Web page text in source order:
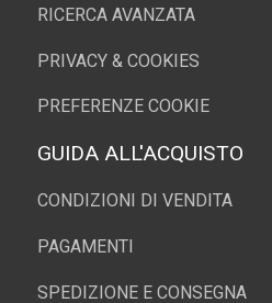
RICERCA AVANZATA
PRIVACY & COOKIES
PREFERENZE COOKIE
GUIDA ALL'ACQUISTO
CONDIZIONI DI VENDITA
PAGAMENTI
SPEDIZIONE E CONSEGNA